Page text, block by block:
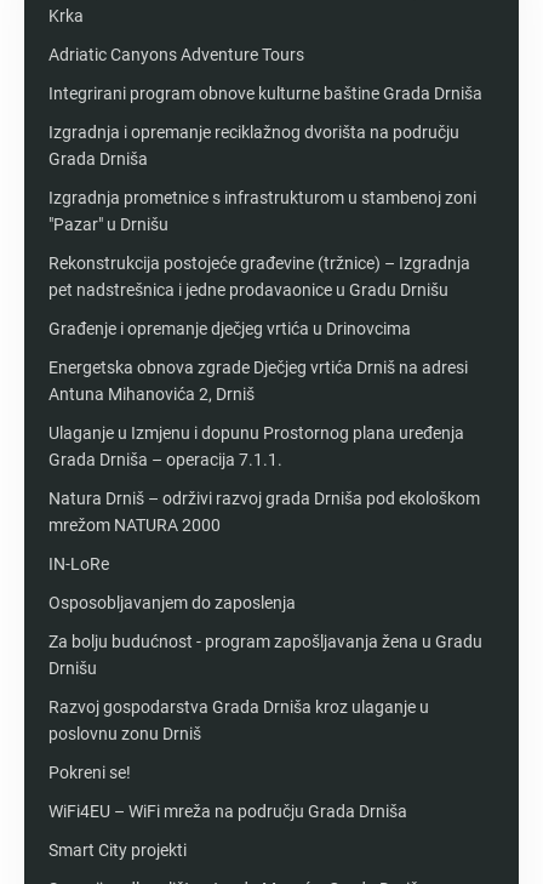
Krka
Adriatic Canyons Adventure Tours
Integrirani program obnove kulturne baštine Grada Drniša
Izgradnja i opremanje reciklažnog dvorišta na području
Grada Drniša
Izgradnja prometnice s infrastrukturom u stambenoj zoni
"Pazar" u Drnišu
Rekonstrukcija postojeće građevine (tržnice) – Izgradnja
pet nadstrešnica i jedne prodavaonice u Gradu Drnišu
Građenje i opremanje dječjeg vrtića u Drinovcima
Energetska obnova zgrade Dječjeg vrtića Drniš na adresi
Antuna Mihanovića 2, Drniš
Ulaganje u Izmjenu i dopunu Prostornog plana uređenja
Grada Drniša – operacija 7.1.1.
Natura Drniš – održivi razvoj grada Drniša pod ekološkom
mrežom NATURA 2000
IN-LoRe
Osposobljavanjem do zaposlenja
Za bolju budućnost - program zapošljavanja žena u Gradu
Drnišu
Razvoj gospodarstva Grada Drniša kroz ulaganje u
poslovnu zonu Drniš
Pokreni se!
WiFi4EU – WiFi mreža na području Grada Drniša
Smart City projekti